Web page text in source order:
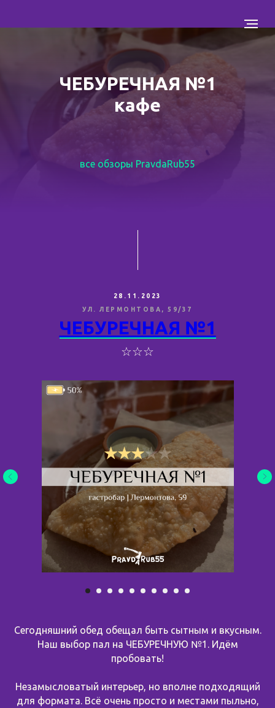
ЧЕБУРЕЧНАЯ №1
кафе
все обзоры PravdaRub55
28.11.2023
УЛ. ЛЕРМОНТОВА, 59/37
ЧЕБУРЕЧНАЯ №1
☆☆☆
Сегодняшний обед обещал быть сытным и вкусным.
Наш выбор пал на ЧЕБУРЕЧНУЮ №1. Идём
пробовать!
Незамысловатый интерьер, но вполне подходящий
для формата. Всё очень просто и местами пыльно,